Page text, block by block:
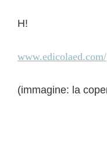
H!
www.edicolaed.com/
(immagine: la